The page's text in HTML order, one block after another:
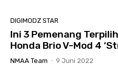
DIGIMODZ STAR
Ini 3 Pemenang
Honda Brio V-Mod 4
NMAA Team - 9 Juni 2022